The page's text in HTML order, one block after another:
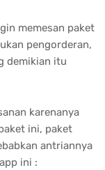
memesan paket
pengorderan,
demikian itu
karenanya
ini, paket
antriannya
ini :